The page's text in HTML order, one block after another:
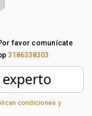
favor comunícate
3186338303
condiciones y